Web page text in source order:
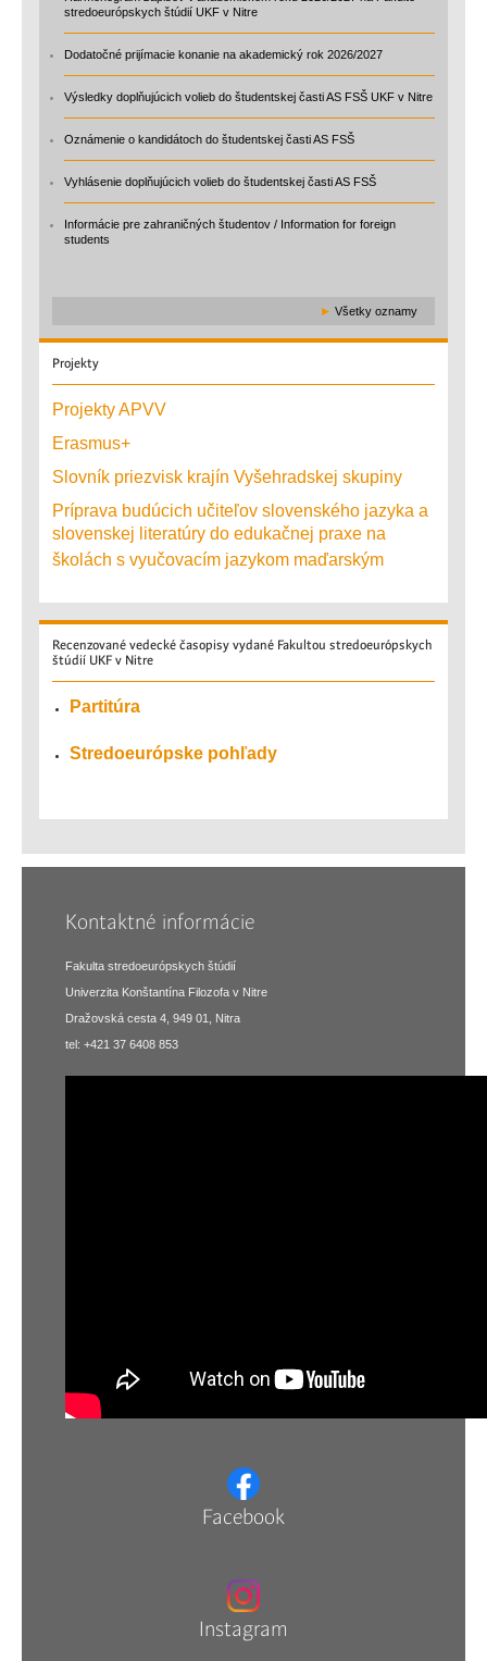
stredoeurópskych štúdií UKF v Nitre
Dodatočné prijímacie konanie na akademický rok 2026/2027
Výsledky doplňujúcich volieb do študentskej časti AS FSŠ UKF v Nitre
Oznámenie o kandidátoch do študentskej časti AS FSŠ
Vyhlásenie doplňujúcich volieb do študentskej časti AS FSŠ
Informácie pre zahraničných študentov / Information for foreign
students
► Všetky oznamy
Projekty
Projekty APVV
Erasmus+
Slovník priezvisk krajín Vyšehradskej skupiny
Príprava budúcich učiteľov slovenského jazyka a
slovenskej literatúry do edukačnej praxe na
školách s vyučovacím jazykom maďarským
Recenzované vedecké časopisy vydané Fakultou stredoeurópskych
štúdií UKF v Nitre
Partitúra
Stredoeurópske pohľady
Kontaktné informácie
Fakulta stredoeurópskych štúdií
Univerzita Konštantína Filozofa v Nitre
Dražovská cesta 4, 949 01, Nitra
tel: +421 37 6408 853
Facebook
Instagram